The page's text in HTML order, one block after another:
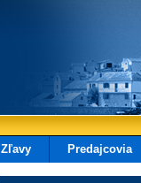
Zľavy Predajcovia